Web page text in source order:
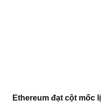
Ethereum đạt cột mốc